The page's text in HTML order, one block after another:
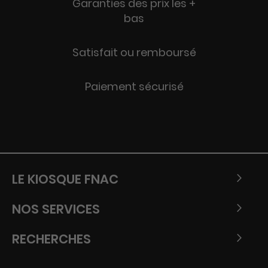
Garanties des prix les +
bas
Satisfait ou remboursé
Paiement sécurisé
LE KIOSQUE FNAC
NOS SERVICES
RECHERCHES